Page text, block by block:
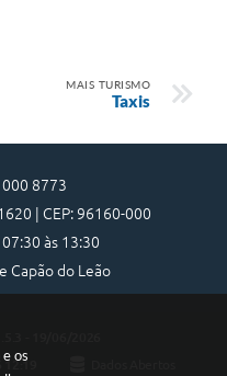
os
MAIS TURISMO
Taxis
8773
| CEP: 96160-000
às 13:30
Capão do Leão